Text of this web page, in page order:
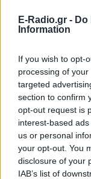
E-Radio.gr - Do
Information
If you wish to opt-
processing of
targeted
section to confirm
opt-out request is
interest-based
us or personal
your opt-out. You
disclosure of your
IAB’s list of
και μάθετε
Εσύ μπήκες
και ότι σου